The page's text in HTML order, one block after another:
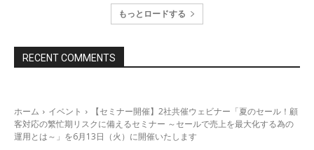
もっとロードする
RECENT COMMENTS